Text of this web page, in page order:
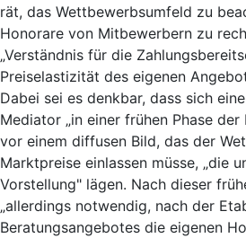
rät, das Wettbewerbsumfeld zu
Honorare von Mitbewerbern zu
„Verständnis für die
Preiselastizität des eigenen
Dabei sei es denkbar, dass sich
Mediator „in einer frühen Phase
vor einem diffusen Bild, das der
Marktpreise einlassen müsse, „die
Vorstellung" lägen. Nach dieser
„allerdings notwendig, nach der
Beratungsangebotes die eigenen